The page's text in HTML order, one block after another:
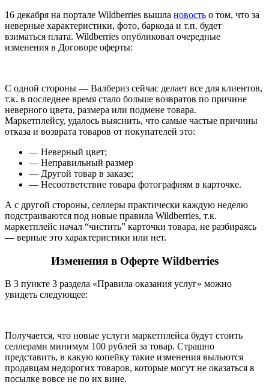
16 декабря на портале Wildberries вышла новость о том, что за
неверные характеристики, фото, баркода и т.п. будет
взиматься плата. Wildberries опубликовал очередные
изменения в Договоре оферты:
С одной стороны — Валбериз сейчас делает все для клиентов,
т.к. в последнее время стало больше возвратов по причине
неверного цвета, размера или подмене товара.
Маркетплейсу, удалось выяснить, что самые частые причины
отказа и возврата товаров от покупателей это:
— Неверный цвет;
— Неправильный размер
— Другой товар в заказе;
— Несоответствие товара фотографиям в карточке.
А с другой стороны, селлеры практически каждую неделю
подстраиваются под новые правила Wildberries, т.к.
маркетплейс начал “чистить” карточки товара, не разбираясь
— верные это характеристики или нет.
Изменения в Оферте Wildberries
В 3 пункте 3 раздела «Правила оказания услуг» можно
увидеть следующее:
Получается, что новые услуги маркетплейса будут стоить
селлерами минимум 100 рублей за товар. Страшно
представить, в какую копейку такие изменения выльются
продавцам недорогих товаров, которые могут не оказаться в
посылке вовсе не по их вине.